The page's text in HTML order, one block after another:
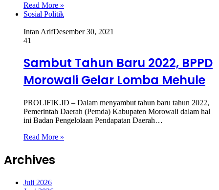
Read More »
Sosial Politik
Intan ArifDesember 30, 2021
41
Sambut Tahun Baru 2022, BPPD
Morowali Gelar Lomba Mehule
PROLIFIK.ID – Dalam menyambut tahun baru tahun 2022,
Pemerintah Daerah (Pemda) Kabupaten Morowali dalam hal
ini Badan Pengelolaan Pendapatan Daerah…
Read More »
Archives
Juli 2026